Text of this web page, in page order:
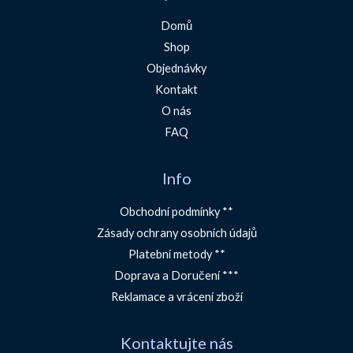
Domů
Shop
Objednávky
Kontakt
O nás
FAQ
Info
Obchodní podmínky **
Zásady ochrany osobních údajů
Platební metody **
Doprava a Doručení ***
Reklamace a vrácení zboží
Kontaktujte nás